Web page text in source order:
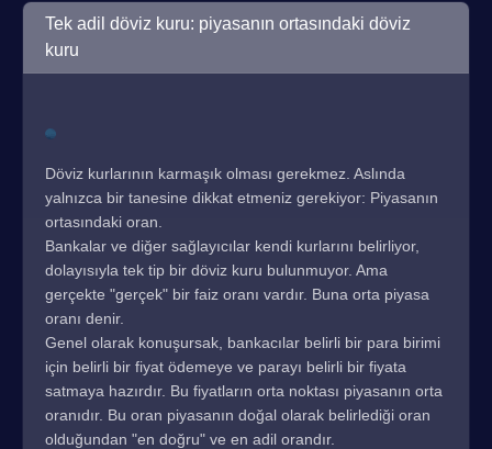
Tek adil döviz kuru: piyasanın ortasındaki döviz
kuru
Döviz kurlarının karmaşık olması gerekmez. Aslında
yalnızca bir tanesine dikkat etmeniz gerekiyor: Piyasanın
ortasındaki oran.
Bankalar ve diğer sağlayıcılar kendi kurlarını belirliyor,
dolayısıyla tek tip bir döviz kuru bulunmuyor. Ama
gerçekte "gerçek" bir faiz oranı vardır. Buna orta piyasa
oranı denir.
Genel olarak konuşursak, bankacılar belirli bir para birimi
için belirli bir fiyat ödemeye ve parayı belirli bir fiyata
satmaya hazırdır. Bu fiyatların orta noktası piyasanın orta
oranıdır. Bu oran piyasanın doğal olarak belirlediği oran
olduğundan "en doğru" ve en adil orandır.